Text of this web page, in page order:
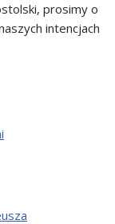
prosimy o
intencjach